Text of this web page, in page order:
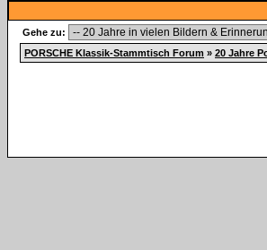
Gehe zu:
PORSCHE Klassik-Stammtisch Forum » 20 Jahre